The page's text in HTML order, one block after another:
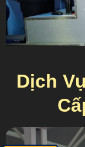
Dịch